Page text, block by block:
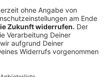
Dennoch gibt es sowohl
viele Einsätze der